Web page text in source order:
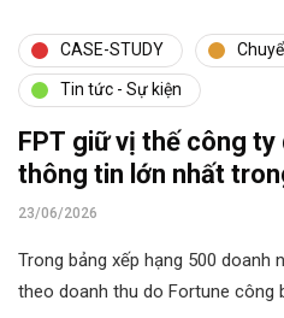
CASE-STUDY
Tin tức - Sự kiện
FPT giữ vị thế công
thông tin lớn nhất
Southeast Asia 500
23/06/2026
Trong bảng xếp hạng 500 doanh
theo doanh thu do Fortune công